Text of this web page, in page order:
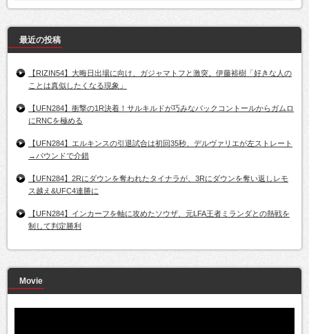
最近の投稿
【RIZIN54】大晦日出場に向け、ガジャマトフと激突。伊藤裕樹「好きな人の
ことは真似したくなる現象」
【UFN284】衝撃の1R決着！サルキルドが巧みなバックコントールからガムロ
にRNCを極める
【UFN284】エルキンスの引退試合は初回35秒、デルヴァリエが左ストレート
→パウンドで介錯
【UFN284】2Rにダウンを奪われたタイナラが、3Rにダウンを奪い返しレモ
ス越え&UFC4連勝に
【UFN284】インカーフを軸に攻めたソウザ、元LFA王者ミランダとの熱戦を
制して判定勝利
Movie